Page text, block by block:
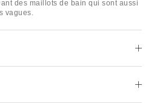
des maillots de bain qui sont aussi
vagues.